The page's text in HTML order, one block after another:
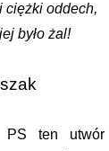
ciężki oddech,
było żal!
PS ten utwór